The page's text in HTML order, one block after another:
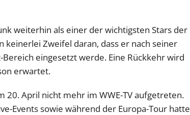
weiterhin als einer der wichtigsten Stars der
keinerlei Zweifel daran, dass er nach seiner
eingesetzt werde. Eine Rückkehr wird
erwartet.
20. April nicht mehr im WWE-TV aufgetreten.
Events sowie während der Europa-Tour hatte